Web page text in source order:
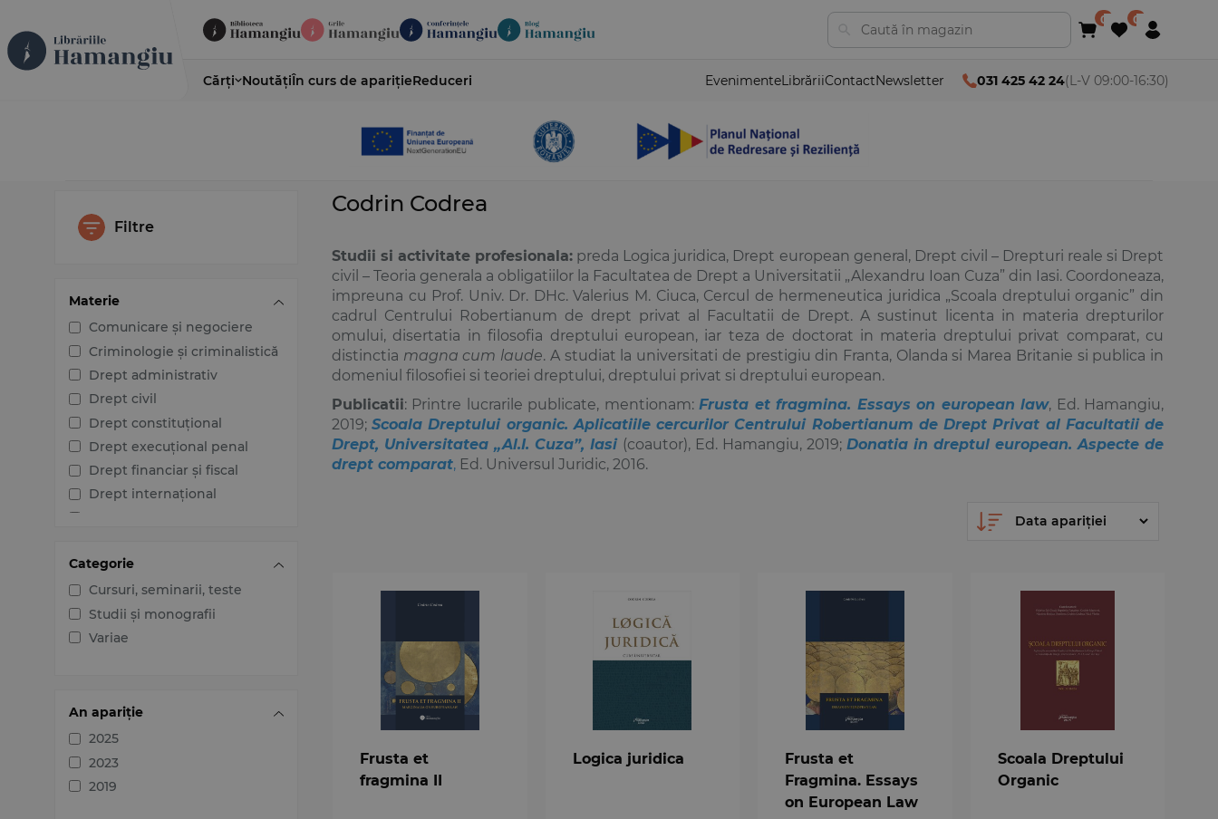
Cărți NoutățiÎn curs de aparițieReduceri EvenimenteLibrăriiContactNewsletter 031 425 42 24(L-V 09:00-16:30)
Filtre
Materie
Comunicare și negociere
Criminologie și criminalistică
Drept administrativ
Drept civil
Drept constituțional
Drept execuțional penal
Drept financiar și fiscal
Drept internațional
Drept procesual penal
Dreptul afacerilor
Dreptul familiei
Dreptul mediului
Dreptul noilor tehnologii
intelectuale
Dreptul Uniunii Europene
Jurisprudența instanțelor
Categorie
Cursuri, seminarii, teste
Studii și monografii
Variae
An apariție
2025
2023
2019
Codrin Codrea
Studii si activitate profesionala: preda Logica juridica, Drept european general, Drept civil – Drepturi reale si Drept
civil – Teoria generala a obligatiilor la Facultatea de Drept a Universitatii „Alexandru Ioan Cuza” din Iasi. Coordoneaza,
impreuna cu Prof. Univ. Dr. DHc. Valerius M. Ciuca, Cercul de hermeneutica juridica „Scoala dreptului organic” din
cadrul Centrului Robertianum de drept privat al Facultatii de Drept. A sustinut licenta in materia drepturilor
omului, disertatia in filosofia dreptului european, iar teza de doctorat in materia dreptului privat comparat, cu
distinctia magna cum laude. A studiat la universitati de prestigiu din Franta, Olanda si Marea Britanie si publica in
domeniul filosofiei si teoriei dreptului, dreptului privat si dreptului european.
Publicatii: Printre lucrarile publicate, mentionam: Frusta et fragmina. Essays on european law, Ed. Hamangiu,
2019; Scoala Dreptului organic. Aplicatiile cercurilor Centrului Robertianum de Drept Privat al Facultatii de
Drept, Universitatea „Al.I. Cuza”, Iasi (coautor), Ed. Hamangiu, 2019; Donatia in dreptul european. Aspecte de
drept comparat, Ed. Universul Juridic, 2016.
Frusta et
fragmina II
Logica juridica
Frusta et
Fragmina. Essays
on European Law
Scoala Dreptului
Organic